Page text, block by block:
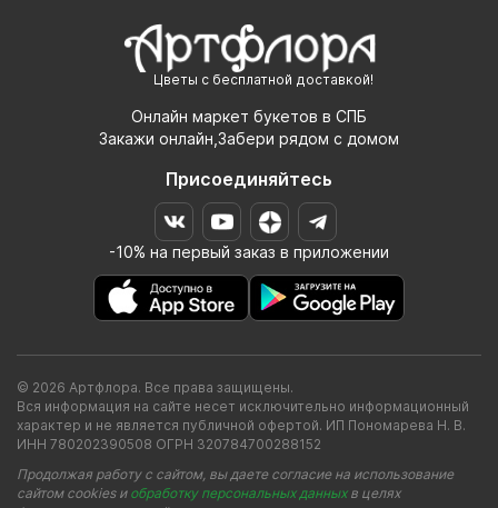
Цветы с бесплатной доставкой!
Онлайн маркет букетов в СПБ
Закажи онлайн,Забери рядом с домом
Присоединяйтесь
-10% на первый заказ в приложении
© 2026 Артфлора. Все права защищены.
Вся информация на сайте несет исключительно информационный
характер и не является публичной офертой. ИП Пономарева Н. В.
ИНН 780202390508 ОГРН 320784700288152
Продолжая работу с сайтом, вы даете согласие на использование
сайтом cookies и обработку персональных данныхв целях